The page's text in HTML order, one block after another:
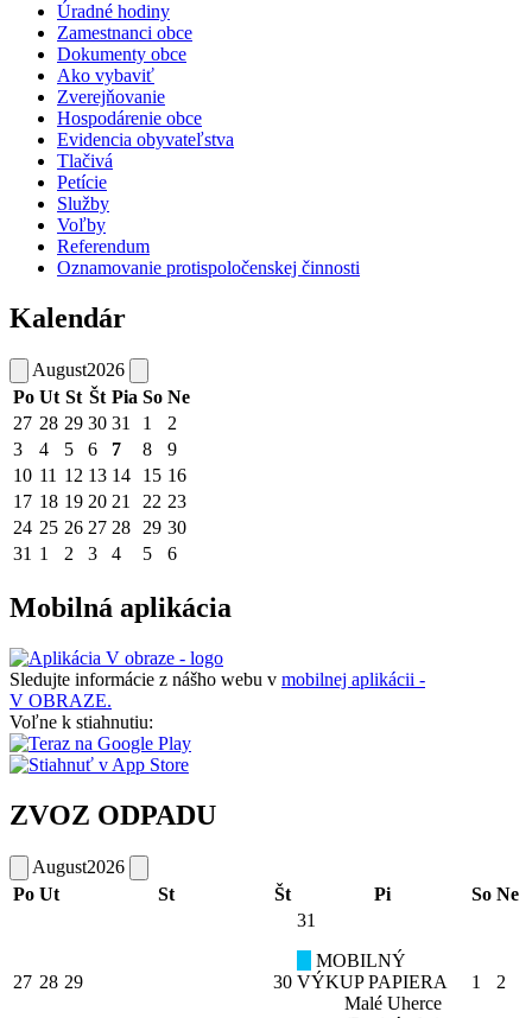
Úradné hodiny
Zamestnanci obce
Dokumenty obce
Ako vybaviť
Zverejňovanie
Hospodárenie obce
Evidencia obyvateľstva
Tlačivá
Petície
Služby
Voľby
Referendum
Oznamovanie protispoločenskej činnosti
Kalendár
August2026
Po Ut St Št Pia So Ne
27 28 29 30 31 1
2
3
4 5 6 7 8
9
10 11 12 13 14 15 16
17 18 19 20 21 22 23
24 25 26 27 28 29 30
31 1 2 3 4 5 6
Mobilná aplikácia
Sledujte informácie z nášho webu v mobilnej aplikácii -
V OBRAZE.
Voľne k stiahnutiu:
ZVOZ ODPADU
August2026
Po Ut St Št Pi So Ne
27 28 29 30
31
MOBILNÝ
VÝKUP PAPIERA
Malé Uherce
1 2